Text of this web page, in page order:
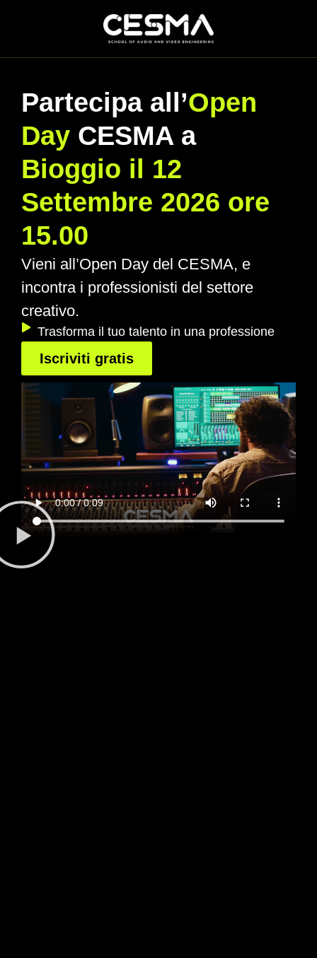
Partecipa all’Open
Day CESMA a
Bioggio il 12
Settembre 2026 ore
15.00
Vieni all’Open Day del CESMA, e
incontra i professionisti del settore
creativo.
Trasforma il tuo talento in una professione
Iscriviti gratis